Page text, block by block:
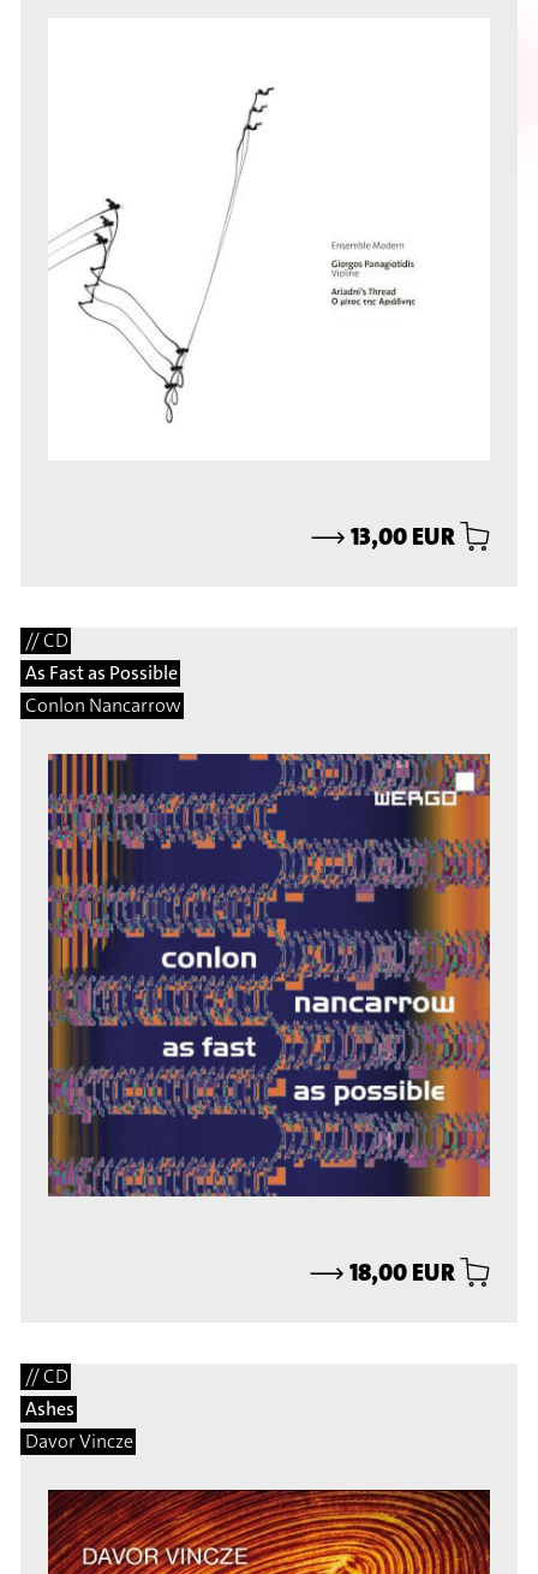
⟶13,00 EUR
// CD
As Fast as Possible
Conlon Nancarrow
⟶18,00 EUR
// CD
Ashes
Davor Vincze